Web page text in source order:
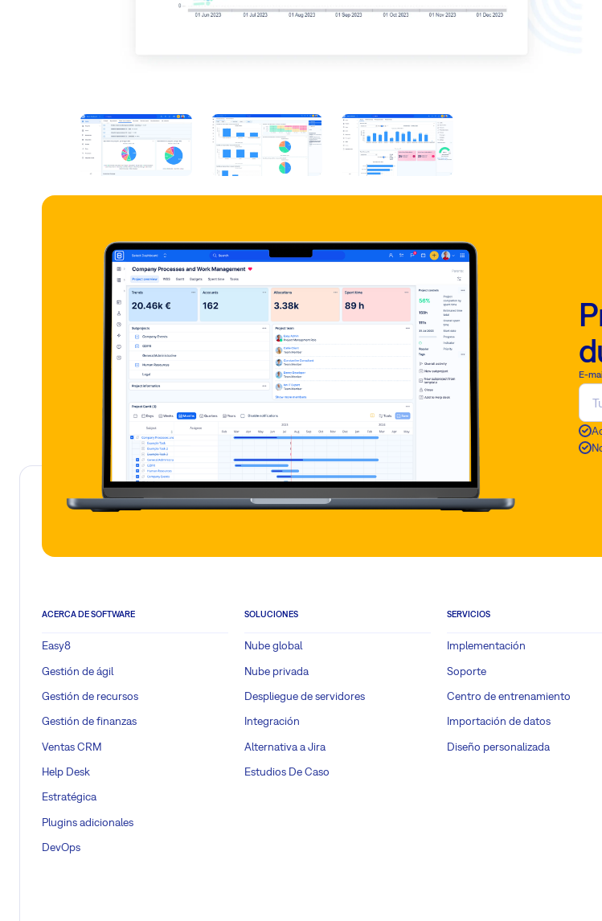
E-
ACERCA DE SOFTWARE
Easy8
Gestión de ágil
Gestión de recursos
Gestión de finanzas
Ventas CRM
Help Desk
Estratégica
Plugins adicionales
DevOps
SOLUCIONES
Nube global
Nube privada
Despliegue de servidores
Integración
Alternativa a Jira
Estudios De Caso
SERVICIOS
Implementación
Soporte
Centro de entrenamiento
Importación de datos
Diseño personalizada